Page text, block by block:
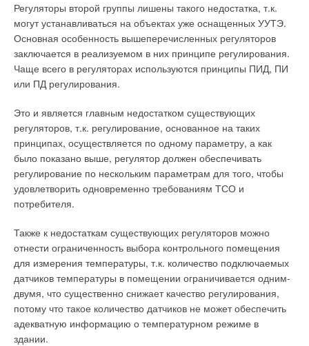
Регуляторы второй группы лишены такого недостатка, т.к.
могут устанавливаться на объектах уже оснащенных УУТЭ.
Основная особенность вышеперечисленных регуляторов
заключается в реализуемом в них принципе регулирования.
Чаще всего в регуляторах используются принципы ПИД, ПИ
или ПД регулирования.
Это и является главным недостатком существующих
регуляторов, т.к. регулирование, основанное на таких
принципах, осуществляется по одному параметру, а как
было показано выше, регулятор должен обеспечивать
регулирование по нескольким параметрам для того, чтобы
удовлетворить одновременно требованиям ТСО и
потребителя.
Также к недостаткам существующих регуляторов можно
отнести ограниченность выбора контрольного помещения
для измерения температуры, т.к. количество подключаемых
датчиков температуры в помещении ограничивается одним-
двумя, что существенно снижает качество регулирования,
потому что такое количество датчиков не может обеспечить
адекватную информацию о температурном режиме в
здании.